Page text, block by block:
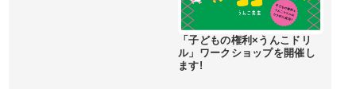
「子どもの権利×うんこドリ
ル」ワークショップを開催し
ます!